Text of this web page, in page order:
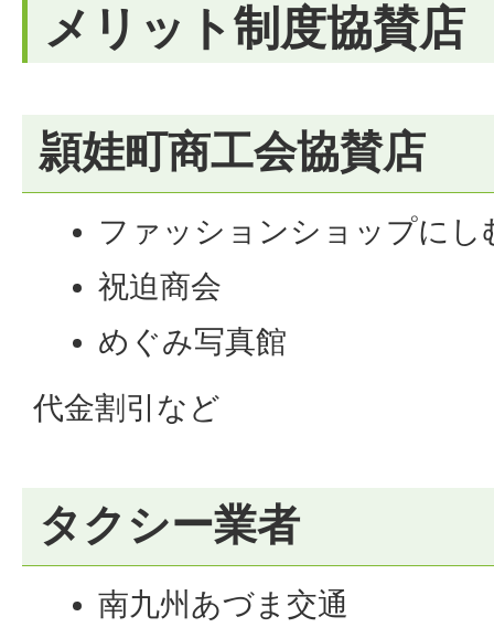
メリット制度協賛店
頴娃町商工会協賛店
ファッションショップにし
祝迫商会
めぐみ写真館
代金割引など
タクシー業者
南九州あづま交通